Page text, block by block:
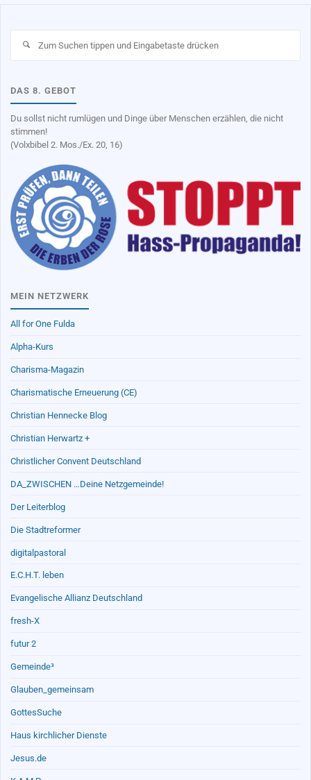
DAS 8. GEBOT
Du sollst nicht rumlügen und Dinge über Menschen erzählen, die nicht
stimmen!
(Volxbibel 2. Mos./Ex. 20, 16)
MEIN NETZWERK
All for One Fulda
Alpha-Kurs
Charisma-Magazin
Charismatische Erneuerung (CE)
Christian Hennecke Blog
Christian Herwartz +
Christlicher Convent Deutschland
DA_ZWISCHEN …Deine Netzgemeinde!
Der Leiterblog
Die Stadtreformer
digitalpastoral
E.C.H.T. leben
Evangelische Allianz Deutschland
fresh-X
futur 2
Gemeinde³
Glauben_gemeinsam
GottesSuche
Haus kirchlicher Dienste
Jesus.de